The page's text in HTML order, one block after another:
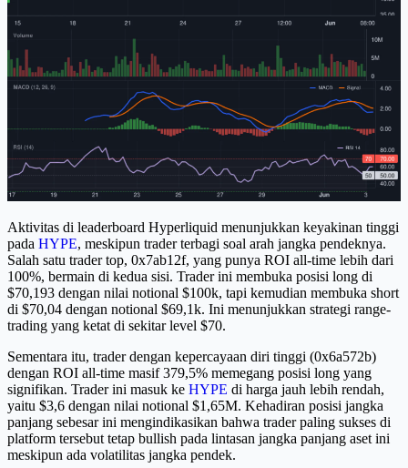
Aktivitas di leaderboard Hyperliquid menunjukkan keyakinan tinggi
pada HYPE, meskipun trader terbagi soal arah jangka pendeknya.
Salah satu trader top, 0x7ab12f, yang punya ROI all-time lebih dari
100%, bermain di kedua sisi. Trader ini membuka posisi long di
$70,193 dengan nilai notional $100k, tapi kemudian membuka short
di $70,04 dengan notional $69,1k. Ini menunjukkan strategi range-
trading yang ketat di sekitar level $70.
Sementara itu, trader dengan kepercayaan diri tinggi (0x6a572b)
dengan ROI all-time masif 379,5% memegang posisi long yang
signifikan. Trader ini masuk ke HYPE di harga jauh lebih rendah,
yaitu $3,6 dengan nilai notional $1,65M. Kehadiran posisi jangka
panjang sebesar ini mengindikasikan bahwa trader paling sukses di
platform tersebut tetap bullish pada lintasan jangka panjang aset ini
meskipun ada volatilitas jangka pendek.